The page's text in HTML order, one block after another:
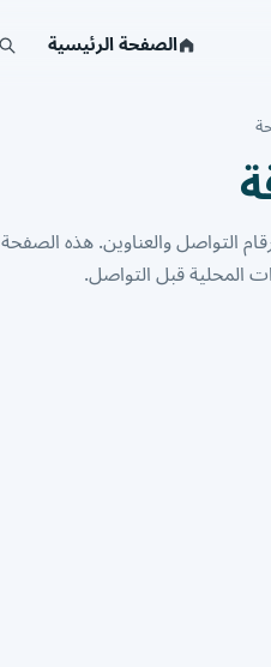
الصفحة الرئيسية
6 شركة ومؤسسة مع أرقام التواصل والعناوين. هذه الصفحة
المحلية قبل التواصل.